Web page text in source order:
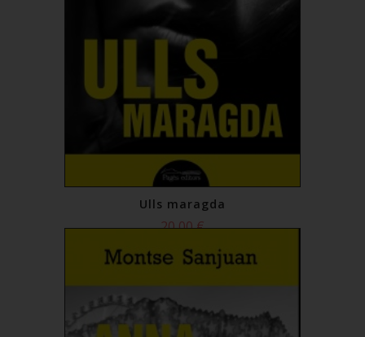
Ulls maragda
20,00 €
Comprar